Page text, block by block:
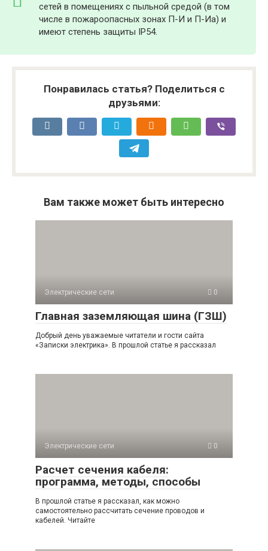
сетей в помещениях с пыльной средой (в том
числе в пожароопасных зонах П-И и П-Иа) и
имеют степень защиты IP54.
Понравилась статья? Поделиться с
друзьями:
Вам также может быть интересно
Электрические сети 0
Главная заземляющая шина (ГЗШ)
Добрый день уважаемые читатели и гости сайта
«Записки электрика». В прошлой статье я рассказал
Электрические сети 0
Расчет сечения кабеля:
программа, методы, способы
В прошлой статье я рассказал, как можно
самостоятельно рассчитать сечение проводов и
кабелей. Читайте